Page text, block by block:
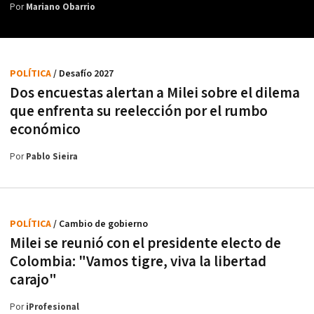
PorMariano Obarrio
Dos encuestas alertan a Milei sobre el dilema
que enfrenta su reelección por el rumbo
económico
POLÍTICA/ Desafío 2027
PorPablo Sieira
Milei se reunió con el presidente electo de
Colombia: "Vamos tigre, viva la libertad
carajo"
POLÍTICA/ Cambio de gobierno
PoriProfesional